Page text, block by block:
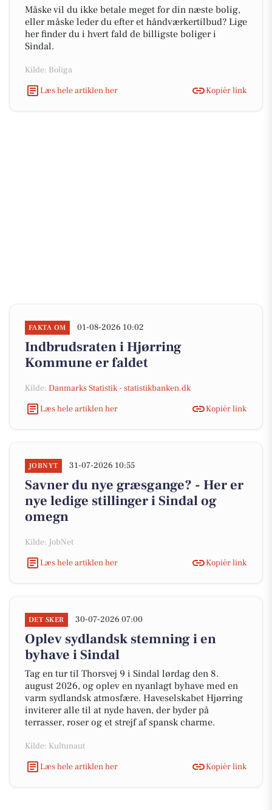
Måske vil du ikke betale meget for din næste bolig,
eller måske leder du efter et håndværkertilbud? Lige
her finder du i hvert fald de billigste boliger i
Sindal.
Kilde: Boliga
Læs hele artiklen her
Kopiér link
FAKTA OM 01-08-2026 10:02
Indbrudsraten i Hjørring
Kommune er faldet
Kilde: Danmarks Statistik - statistikbanken.dk
Læs hele artiklen her
Kopiér link
JOBNYT 31-07-2026 10:55
Savner du nye græsgange? - Her er
nye ledige stillinger i Sindal og
omegn
Kilde: JobNet
Læs hele artiklen her
Kopiér link
DET SKER 30-07-2026 07:00
Oplev sydlandsk stemning i en
byhave i Sindal
Tag en tur til Thorsvej 9 i Sindal lørdag den 8.
august 2026, og oplev en nyanlagt byhave med en
varm sydlandsk atmosfære. Haveselskabet Hjørring
inviterer alle til at nyde haven, der byder på
terrasser, roser og et strejf af spansk charme.
Kilde: Kultunaut
Læs hele artiklen her
Kopiér link